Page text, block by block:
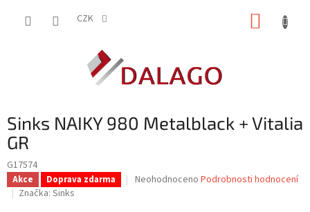
CZK
Sinks NAIKY 980 Metalblack + Vitalia
GR
G17574
Akce Doprava zdarma
Průměrné
Neohodnoceno Podrobnosti hodnocení
Značka: Sinks